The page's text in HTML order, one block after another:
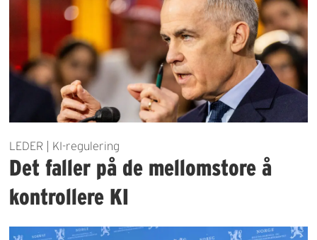
LEDER | KI-regulering
Det faller på de mellomstore å
kontrollere KI